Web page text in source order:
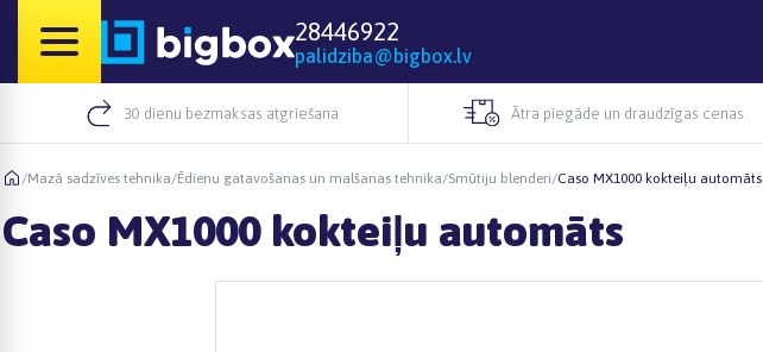
28446922
palidziba@bigbox.lv
30 dienu bezmaksas atgriešana Ātra piegāde un draudzīgas cenas
/Mazā sadzīves tehnika/Ēdienu gatavošanas un malšanas tehnika/Smūtiju blenderi/Caso MX1000 kokteiļu automāts
Caso MX1000 kokteiļu automāts